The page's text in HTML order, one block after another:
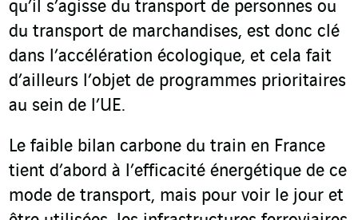
qu’il s’agisse du transport de personnes ou
du transport de marchandises, est donc clé
dans l’accélération écologique, et cela fait
d’ailleurs l’objet de programmes prioritaires
au sein de l’UE.
Le faible bilan carbone du train en France
tient d’abord à l’efficacité énergétique de ce
mode de transport, mais pour voir le jour et